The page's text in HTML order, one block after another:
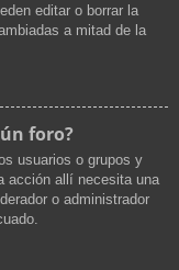
editar o borrar la
a mitad de la
foro?
usuarios o grupos y
acción allí necesita una
o administrador